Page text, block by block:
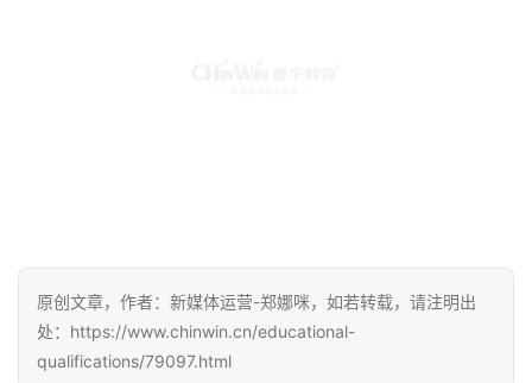
原创文章，作者：新媒体运营-郑娜咪，如若转载，请注明出
处：https://www.chinwin.cn/educational-
qualifications/79097.html